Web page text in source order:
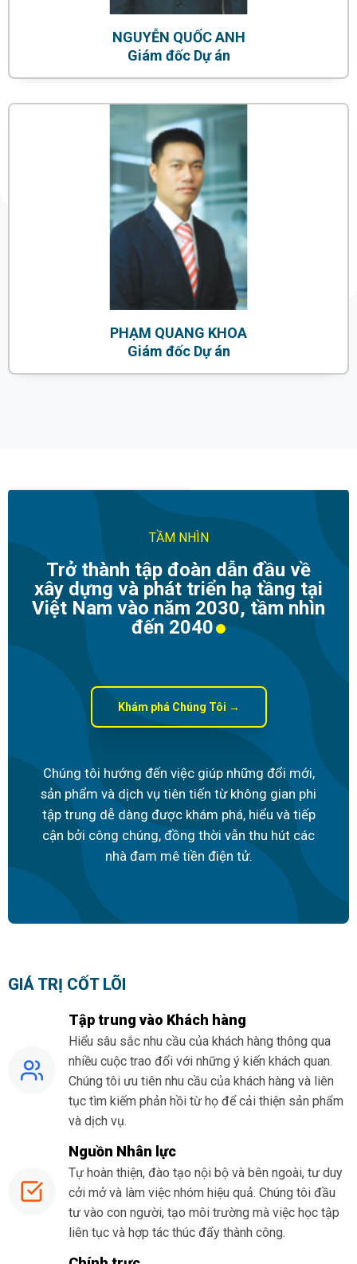
NGUYỄN QUỐC ANH
Giám đốc Dự án
PHẠM QUANG KHOA
Giám đốc Dự án
TẦM NHÌN
Trở thành tập đoàn dẫn đầu về
xây dựng và phát triển hạ tầng tại
Việt Nam vào năm 2030, tầm nhìn
đến 2040
Khám phá Chúng Tôi →
Chúng tôi hướng đến việc giúp những đổi mới,
sản phẩm và dịch vụ tiên tiến từ không gian phi
tập trung dễ dàng được khám phá, hiểu và tiếp
cận bởi công chúng, đồng thời vẫn thu hút các
nhà đam mê tiền điện tử.
GIÁ TRỊ CỐT LÕI
Tập trung vào Khách hàng
Hiểu sâu sắc nhu cầu của khách hàng thông qua
nhiều cuộc trao đổi với những ý kiến khách quan.
Chúng tôi ưu tiên nhu cầu của khách hàng và liên
tục tìm kiếm phản hồi từ họ để cải thiện sản phẩm
và dịch vụ.
Nguồn Nhân lực
Tự hoàn thiện, đào tạo nội bộ và bên ngoài, tư duy
cởi mở và làm việc nhóm hiệu quả. Chúng tôi đầu
tư vào con người, tạo môi trường mà việc học tập
liên tục và hợp tác thúc đẩy thành công.